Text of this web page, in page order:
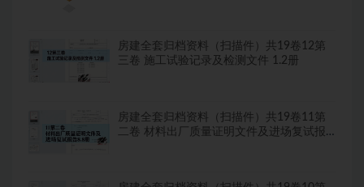
房建全套归档资料（扫描件）共19卷12第
三卷 施工试验记录及检测文件 1.2册
房建全套归档资料（扫描件）共19卷11第
二卷 材料出厂质量证明文件及进场复试报